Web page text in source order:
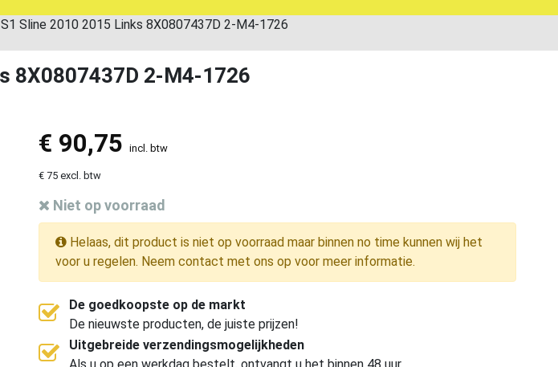
Sline 2010 2015 Links 8X0807437D 2-M4-1726
8X0807437D 2-M4-1726
€ 90,75 incl. btw
€ 75 excl. btw
Niet op voorraad
Helaas, dit product is niet op voorraad maar binnen no time kunnen wij het
voor u regelen. Neem contact met ons op voor meer informatie.
De goedkoopste op de markt
De nieuwste producten, de juiste prijzen!
Uitgebreide verzendingsmogelijkheden